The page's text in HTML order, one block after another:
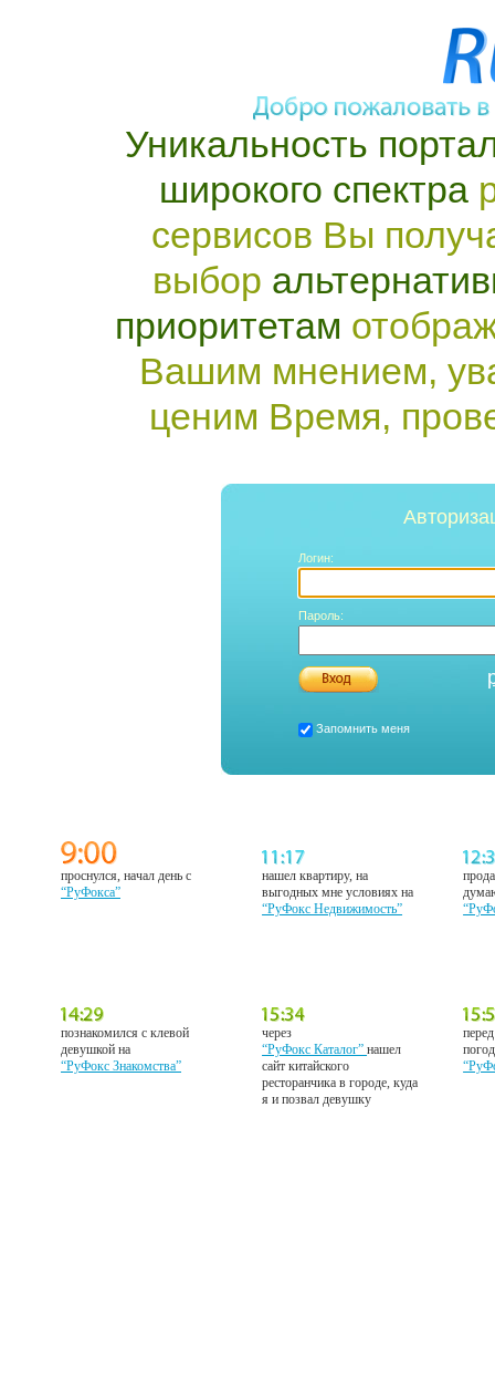
Уникальность
широкого спектра
сервисов Вы
выбор
приоритетам
Вашим мнением,
ценим Время,
Логин:
Пароль:
Запомнить меня
проснулся, начал день с
“РуФокса”
нашел квартиру, на
выгодных мне условиях на
“РуФокс Недвижимость”
познакомился с клевой
девушкой на
“РуФокс Знакомства”
через
“РуФокс Каталог”нашел
сайт китайского
ресторанчика в городе, куда
я и позвал девушку